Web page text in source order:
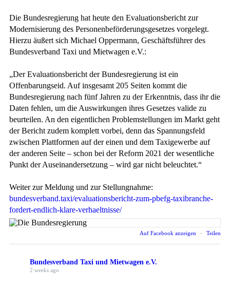
Die Bundesregierung hat heute den Evaluationsbericht zur
Modernisierung des Personenbeförderungsgesetzes vorgelegt.
Hierzu äußert sich Michael Oppermann, Geschäftsführer des
Bundesverband Taxi und Mietwagen e.V.:
„Der Evaluationsbericht der Bundesregierung ist ein
Offenbarungseid. Auf insgesamt 205 Seiten kommt die
Bundesregierung nach fünf Jahren zu der Erkenntnis, dass ihr die
Daten fehlen, um die Auswirkungen ihres Gesetzes valide zu
beurteilen. An den eigentlichen Problemstellungen im Markt geht
der Bericht zudem komplett vorbei, denn das Spannungsfeld
zwischen Plattformen auf der einen und dem Taxigewerbe auf
der anderen Seite – schon bei der Reform 2021 der wesentliche
Punkt der Auseinandersetzung – wird gar nicht beleuchtet.“
Weiter zur Meldung und zur Stellungnahme:
bundesverband.taxi/evaluationsbericht-zum-pbefg-taxibranche-
fordert-endlich-klare-verhaeltnisse/
Auf Facebook anzeigen · Teilen
Bundesverband Taxi und Mietwagen e.V.
2 weeks ago